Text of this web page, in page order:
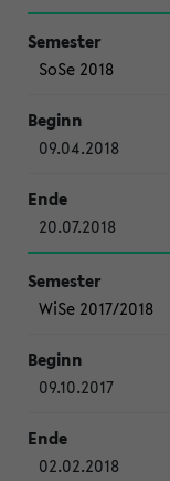
SoSe 2018
09.04.2018
20.07.2018
WiSe 2017/2018
09.10.2017
02.02.2018